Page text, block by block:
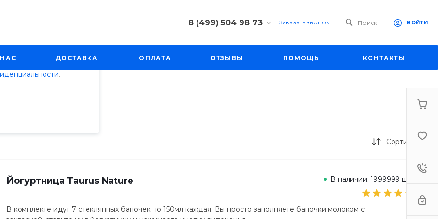
и
Продолжая
.
8 (499) 504 98 73
8 (499) 504 98 73
г. Москва, ул. Большая
Заказать звонок Поиск ВОЙТИ
ДОСТАВКА ОПЛАТА ОТЗЫВЫ ПОМОЩЬ КОНТАКТЫ
Сортировка
Йогуртница Taurus Nature В наличии: 1999999 шт.
В комплекте идут 7 стеклянных баночек по 150мл каждая. Вы просто заполняете баночки молоком с